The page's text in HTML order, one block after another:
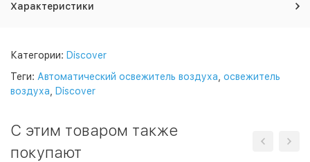
Характеристики
Категории: Discover
Теги: Автоматический освежитель воздуха освежитель
воздуха
Discover
C этим товаром также
покупают